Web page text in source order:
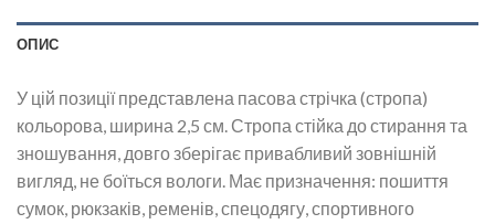
ОПИС
У цій позиції представлена пасова стрічка (стропа)
кольорова, ширина 2,5 см. Стропа стійка до стирання та
зношування, довго зберігає привабливий зовнішній
вигляд, не боїться вологи. Має призначення: пошиття
сумок, рюкзаків, ременів, спецодягу, спортивного